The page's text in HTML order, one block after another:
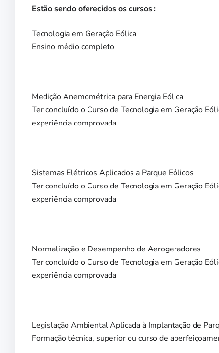
Estão sendo oferecidos os cursos :
Tecnologia em Geração Eólica
Ensino médio completo
Medição Anemométrica para Energia Eólica
Ter concluído o Curso de Tecnologia em Geração
experiência comprovada
Sistemas Elétricos Aplicados a Parque Eólicos
Ter concluído o Curso de Tecnologia em Geração
experiência comprovada
Normalização e Desempenho de Aerogeradores
Ter concluído o Curso de Tecnologia em Geração
experiência comprovada
Legislação Ambiental Aplicada à Implantação de
Formação técnica, superior ou curso de